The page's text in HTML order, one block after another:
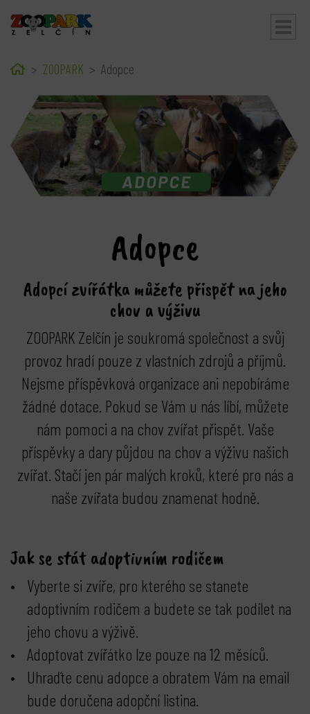
HomeZOOPARK Adopce
Adopce
Adopcí zvířátka můžete přispět na jeho
chov a výživu
ZOOPARK Zelčín je soukromá společnost a svůj
provoz hradí pouze z vlastních zdrojů a příjmů.
Nejsme příspěvková organizace ani nepobíráme
žádné dotace. Pokud se Vám u nás líbí, můžete
nám pomoci a na chov zvířat přispět. Vaše
příspěvky a dary půjdou na chov a výživu našich
zvířat. Stačí jen pár malých kroků, které pro nás a
naše zvířata budou znamenat hodně.
Jak se stát adoptivním rodičem
Vyberte si zvíře, pro kterého se stanete
adoptivním rodičem a budete se tak podílet na
jeho chovu a výživě.
Adoptovat zvířátko lze pouze na 12 měsíců.
Uhraďte cenu adopce a obratem Vám na email
bude doručena adopční listina.